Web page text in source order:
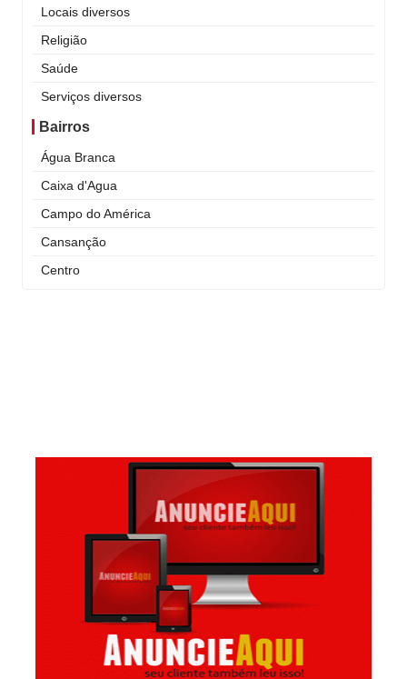
Locais diversos
Religião
Saúde
Serviços diversos
Bairros
Água Branca
Caixa d'Agua
Campo do América
Cansanção
Centro
Pompilio Sampaio
São Judas Tadeu